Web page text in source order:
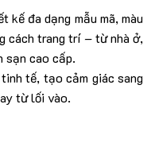
kế đa dạng mẫu mã, màu
cách trang trí – từ nhà ở,
sạn cao cấp.
tế, tạo cảm giác sang
từ lối vào.